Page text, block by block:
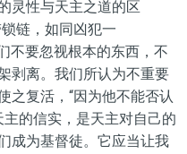
灵性与天主之道的区
链，如同凶犯一
不要忽视根本的东西，不
剥离。我们所认为不重要
之复活，“因为他不能否认
主的信实，是天主对自己的
成为基督徒。它应当让我